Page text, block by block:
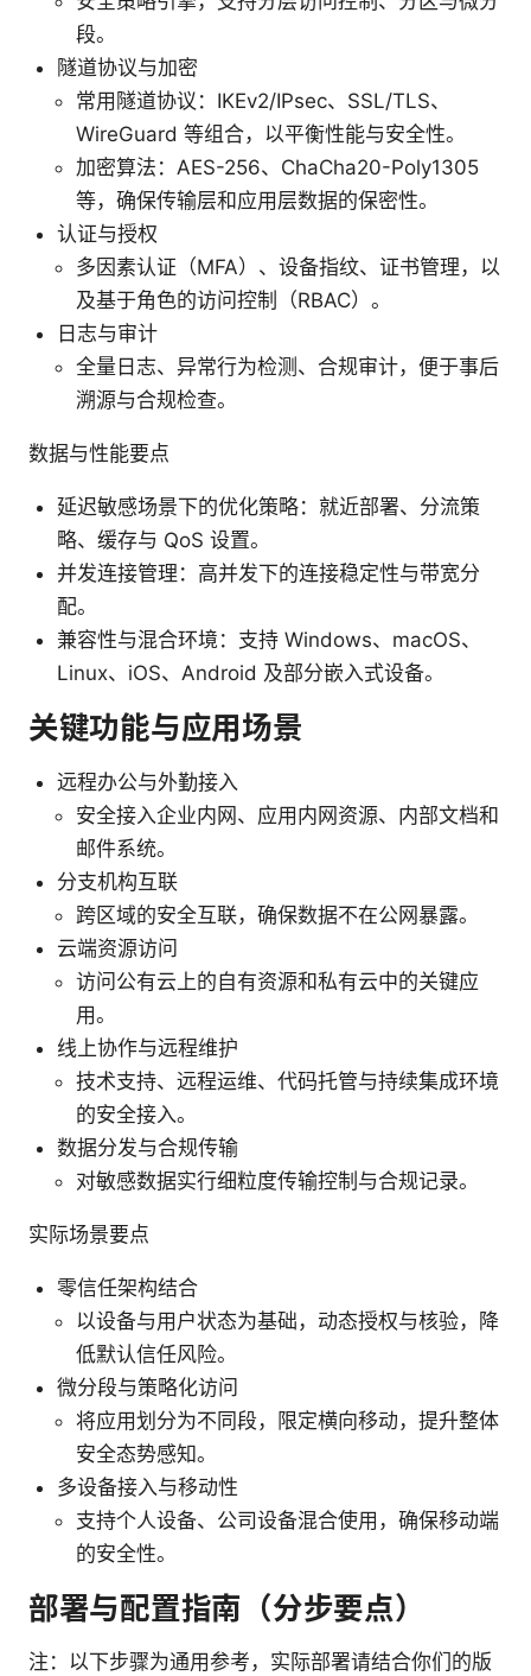
段。
隧道协议与加密
常用隧道协议：IKEv2/IPsec、SSL/TLS、
WireGuard 等组合，以平衡性能与安全性。
加密算法：AES-256、ChaCha20-Poly1305
等，确保传输层和应用层数据的保密性。
认证与授权
多因素认证（MFA）、设备指纹、证书管理，以
及基于角色的访问控制（RBAC）。
日志与审计
全量日志、异常行为检测、合规审计，便于事后
溯源与合规检查。
数据与性能要点
延迟敏感场景下的优化策略：就近部署、分流策
略、缓存与 QoS 设置。
并发连接管理：高并发下的连接稳定性与带宽分
配。
兼容性与混合环境：支持 Windows、macOS、
Linux、iOS、Android 及部分嵌入式设备。
关键功能与应用场景
远程办公与外勤接入
安全接入企业内网、应用内网资源、内部文档和
邮件系统。
分支机构互联
跨区域的安全互联，确保数据不在公网暴露。
云端资源访问
访问公有云上的自有资源和私有云中的关键应
用。
线上协作与远程维护
技术支持、远程运维、代码托管与持续集成环境
的安全接入。
数据分发与合规传输
对敏感数据实行细粒度传输控制与合规记录。
实际场景要点
零信任架构结合
以设备与用户状态为基础，动态授权与核验，降
低默认信任风险。
微分段与策略化访问
将应用划分为不同段，限定横向移动，提升整体
安全态势感知。
多设备接入与移动性
支持个人设备、公司设备混合使用，确保移动端
的安全性。
部署与配置指南（分步要点）
注：以下步骤为通用参考，实际部署请结合你们的版